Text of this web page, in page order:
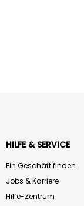
HILFE & SERVICE
Ein Geschäft finden
Jobs & Karriere
Hilfe-Zentrum